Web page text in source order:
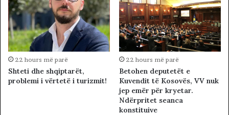
22 hours më parë
Shteti dhe shqiptarët,
problemi i vërtetë i turizmit!
22 hours më parë
Betohen deputetët e
Kuvendit të Kosovës, VV nuk
jep emër për kryetar.
Ndërpritet seanca
konstituive